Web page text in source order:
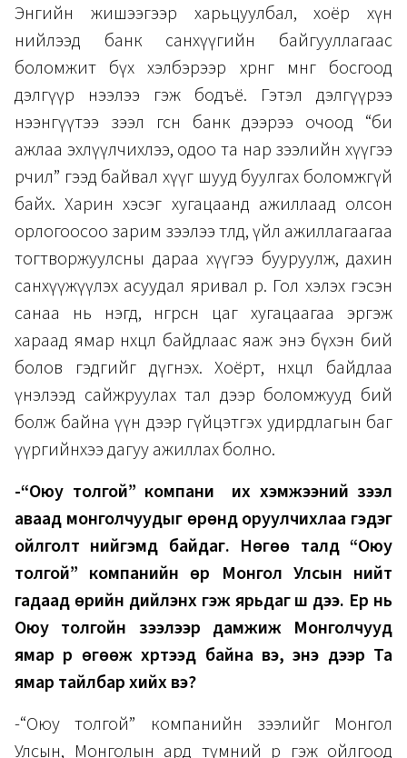
Энгийн жишээгээр харьцуулбал, хоёр хүн
нийлээд банк санхүүгийн байгууллагаас
боломжит бүх хэлбэрээр хөрөнгө мөнгө босгоод
дэлгүүр нээлээ гэж бодъё. Гэтэл дэлгүүрээ
нээнгүүтээ зээл өгсөн банк дээрээ очоод “би
ажлаа эхлүүлчихлээ, одоо та нар зээлийн хүүгээ
өөрчил” гээд байвал хүүг шууд буулгах боломжгүй
байх. Харин хэсэг хугацаанд ажиллаад олсон
орлогоосоо зарим зээлээ төлөөд, үйл ажиллагаагаа
тогтворжуулсны дараа хүүгээ бууруулж, дахин
санхүүжүүлэх асуудал яривал өөр. Гол хэлэх гэсэн
санаа нь нэгд, өнгөрсөн цаг хугацаагаа эргэж
хараад ямар нөхцөл байдлаас яаж энэ бүхэн бий
болов гэдгийг дүгнэх. Хоёрт, нөхцөл байдлаа
үнэлээд сайжруулах тал дээр боломжууд бий
болж байна үүн дээр гүйцэтгэх удирдлагын баг
үүргийнхээ дагуу ажиллах болно.
-“Оюу толгой” компани их хэмжээний зээл
аваад монголчуудыг өрөнд оруулчихлаа гэдэг
ойлголт нийгэмд байдаг. Нөгөө талд “Оюу
толгой” компанийн өр Монгол Улсын нийт
гадаад өрийн дийлэнх гэж ярьдаг шүү дээ. Ер нь
Оюу толгойн зээлээр дамжиж Монголчууд
ямар үр өгөөж хүртээд байна вэ, энэ дээр Та
ямар тайлбар хийх вэ?
-“Оюу толгой” компанийн зээлийг Монгол
Улсын, Монголын ард түмний өр гэж ойлгоод